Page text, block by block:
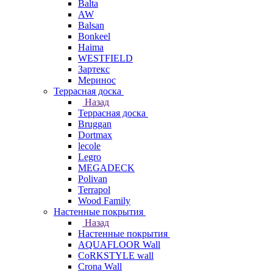
Balta
AW
Balsan
Bonkeel
Haima
WESTFIELD
Зартекс
Меринос
Террасная доска
Назад
Террасная доска
Bruggan
Dortmax
lecole
Legro
MEGADECK
Polivan
Terrapol
Wood Family
Настенные покрытия
Назад
Настенные покрытия
AQUAFLOOR Wall
CoRKSTYLE wall
Crona Wall